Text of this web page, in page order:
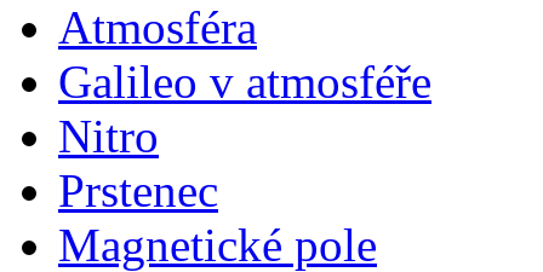
Atmosféra
Galileo v atmosféře
Nitro
Prstenec
Magnetické pole